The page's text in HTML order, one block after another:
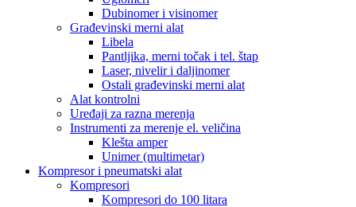
Dubinomer i visinomer
Građevinski merni alat
Libela
Pantljika, merni točak i tel. štap
Laser, nivelir i daljinomer
Ostali građevinski merni alat
Alat kontrolni
Uređaji za razna merenja
Instrumenti za merenje el. veličina
Klešta amper
Unimer (multimetar)
Kompresor i pneumatski alat
Kompresori
Kompresori do 100 litara